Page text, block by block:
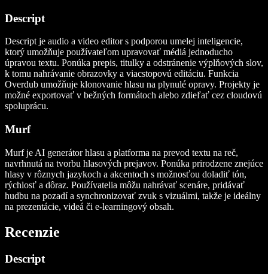
Descript
Descript je audio a video editor s podporou umelej inteligencie,
ktorý umožňuje používateľom upravovať médiá jednoducho
úpravou textu. Ponúka prepis, titulky a odstránenie výplňových slov,
k tomu nahrávanie obrazovky a viacstopovú editáciu. Funkcia
Overdub umožňuje klonovanie hlasu na plynulé opravy. Projekty je
možné exportovať v bežných formátoch alebo zdieľať cez cloudovú
spoluprácu.
Murf
Murf je AI generátor hlasu a platforma na prevod textu na reč,
navrhnutá na tvorbu hlasových prejavov. Ponúka prirodzene znejúce
hlasy v rôznych jazykoch a akcentoch s možnosťou doladiť tón,
rýchlosť a dôraz. Používatelia môžu nahrávať scenáre, pridávať
hudbu na pozadí a synchronizovať zvuk s vizuálmi, takže je ideálny
na prezentácie, videá či e‑learningový obsah.
Recenzie
Descript